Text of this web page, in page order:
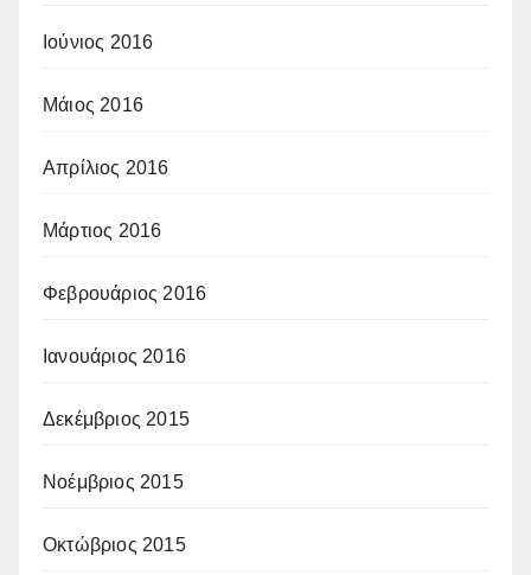
Ιούνιος 2016
Μάιος 2016
Απρίλιος 2016
Μάρτιος 2016
Φεβρουάριος 2016
Ιανουάριος 2016
Δεκέμβριος 2015
Νοέμβριος 2015
Οκτώβριος 2015